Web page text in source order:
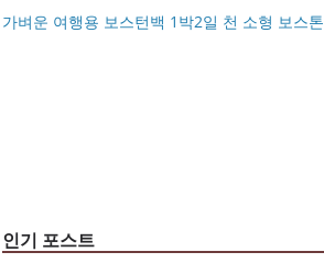
가벼운 여행용 보스턴백 1박2일 천 소형 보스
아키베리 몽프레 파우치 / 스트랩 미니
품 수납
제미로디 투스티 다각형 명품 콤비 뿔
인기 포스트